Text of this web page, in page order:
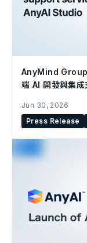
AnyMind Group
端 AI 開發與集成
Jun 30, 2026
Press Release